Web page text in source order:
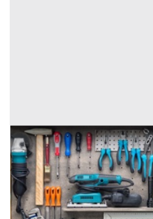
Attrezzature ed Utensili
San Cataldo (Caltanissetta)
Offerta minima
20.000 €
Codice asta:03b0cb3c
Asta chiusa